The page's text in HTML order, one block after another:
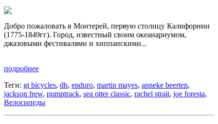
Добро пожаловать в Монтерей, первую столицу Калифорнии
(1775-1849гг). Город, известный своим океанариумом,
джазовыми фестивалями и хиппанскими...
подробнее
Теги: gt bicycles, dh, enduro, martin mayes, anneke beerten,
jackson frew, pumptrack, sea otter classic, rachel strait, joe foresta,
Велосипеды